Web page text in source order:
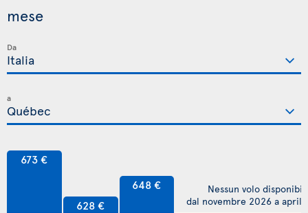
mese
Da
a
673 €
628 €
648 €
Nessun volo
dal novembre 2026 a